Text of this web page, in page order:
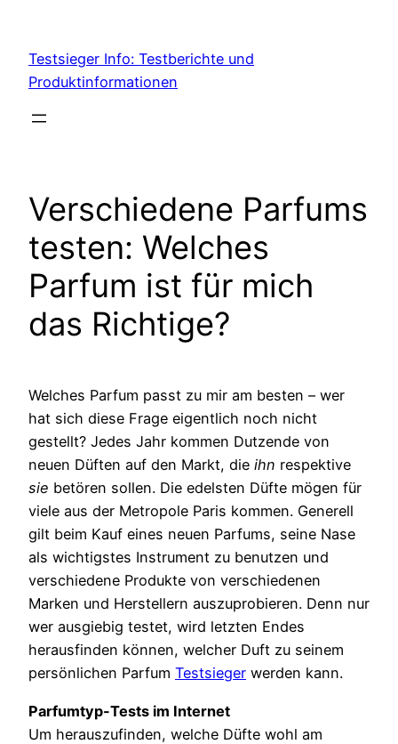
content
Testsieger Info: Testberichte und
Produktinformationen
Verschiedene Parfums
testen: Welches
Parfum ist für mich
das Richtige?
Welches Parfum passt zu mir am besten – wer
hat sich diese Frage eigentlich noch nicht
gestellt? Jedes Jahr kommen Dutzende von
neuen Düften auf den Markt, die ihn respektive
sie betören sollen. Die edelsten Düfte mögen für
viele aus der Metropole Paris kommen. Generell
gilt beim Kauf eines neuen Parfums, seine Nase
als wichtigstes Instrument zu benutzen und
verschiedene Produkte von verschiedenen
Marken und Herstellern auszuprobieren. Denn nur
wer ausgiebig testet, wird letzten Endes
herausfinden können, welcher Duft zu seinem
persönlichen Parfum Testsieger werden kann.
Parfumtyp-Tests im Internet
Um herauszufinden, welche Düfte wohl am